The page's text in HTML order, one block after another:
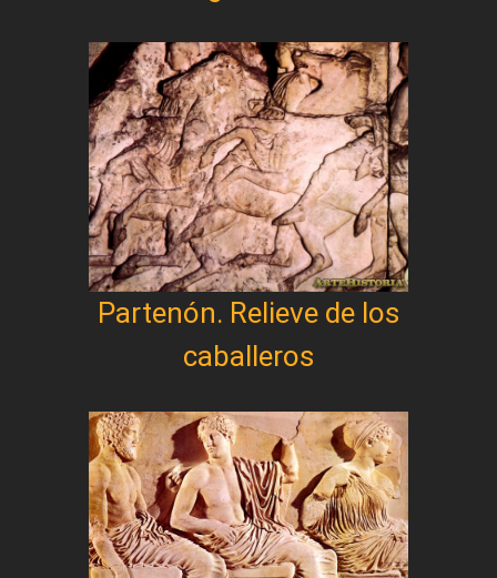
Partenón. Relieve de los
caballeros